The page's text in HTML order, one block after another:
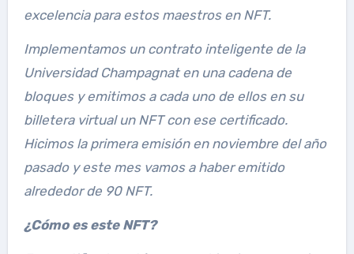
excelencia para estos maestros en NFT.
Implementamos un contrato inteligente de la
Universidad Champagnat en una cadena de
bloques y emitimos a cada uno de ellos en su
billetera virtual un NFT con ese certificado.
Hicimos la primera emisión en noviembre del año
pasado y este mes vamos a haber emitido
alrededor de 90 NFT.
¿Cómo es este NFT?